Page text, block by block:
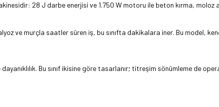
28 J darbe enerjisi ve 1.750 W motoru ile beton kırma,
ve murçla saatler süren iş, bu sınıfta dakikalara iner. Bu model,
Bu sınıf ikisine göre tasarlanır; titreşim sönümleme de